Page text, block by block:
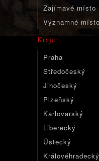
Zajímavé místo
Významné místo
Kraje:
Praha
Středočeský
Jihočeský
Plzeňský
Karlovarský
Liberecký
Ústecký
Královéhradecký